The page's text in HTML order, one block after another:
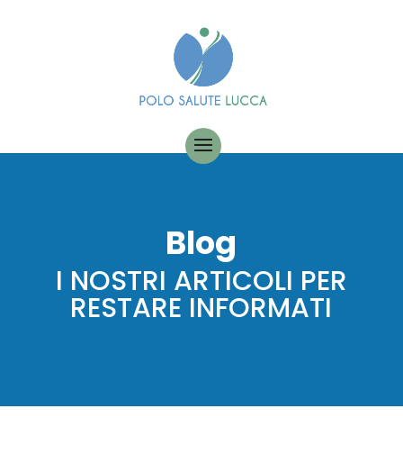
Blog
I NOSTRI ARTICOLI PER
RESTARE INFORMATI